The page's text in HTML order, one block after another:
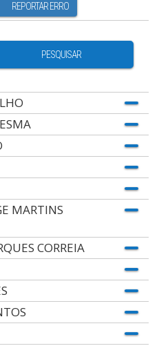
REPORTAR ERRO
PESQUISAR
MARTINS
CORREIA